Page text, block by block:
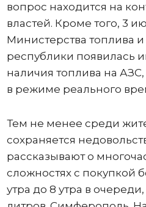
вопрос находится на
властей. Кроме того, 3
Министерства топлива
республики появилась
наличия топлива на АЗС,
в режиме реального
Тем не менее среди
сохраняется
рассказывают о
сложностях с покупкой
утра до 8 утра в